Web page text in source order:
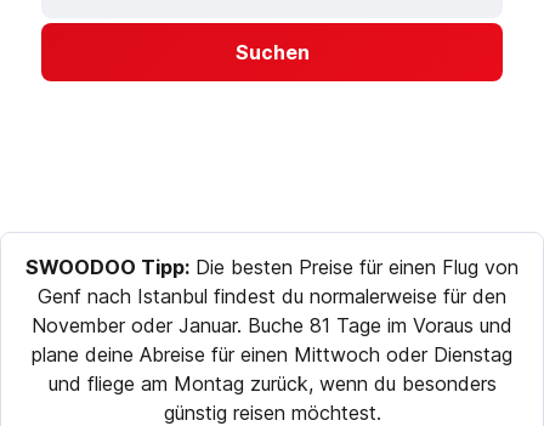
Suchen
SWOODOO Tipp: Die besten Preise für einen Flug von
Genf nach Istanbul findest du normalerweise für den
November oder Januar. Buche 81 Tage im Voraus und
plane deine Abreise für einen Mittwoch oder Dienstag
und fliege am Montag zurück, wenn du besonders
günstig reisen möchtest.